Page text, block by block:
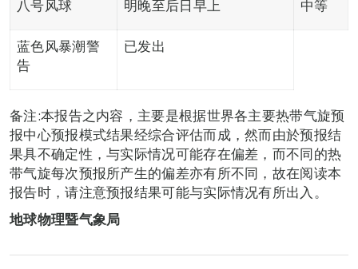
八号风球 明晚至后日早上 中等
蓝色风暴潮警
告
已发出
备注:本报告之内容，主要是根据世界各主要热带气旋预
报中心预报模式结果经综合评估而成，然而由於预报结
果具不确定性，与实际情况可能存在偏差，而不同的热
带气旋每次预报所产生的偏差亦有所不同，故在阅读本
报告时，请注意预报结果可能与实际情况有所出入。
地球物理暨气象局